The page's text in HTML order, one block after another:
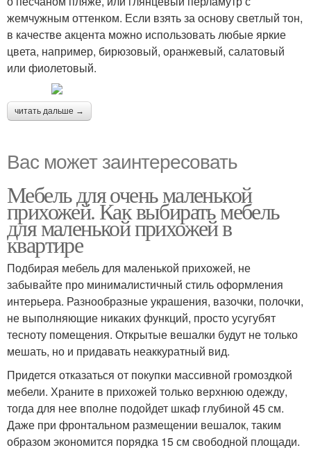
жемчужным оттенком. Если взять за основу светлый тон,
в качестве акцента можно использовать любые яркие
цвета, например, бирюзовый, оранжевый, салатовый
или фиолетовый.
читать дальше →
Вас может заинтересовать
Мебель для очень маленькой
прихожей. Как выбирать мебель
для маленькой прихожей в
квартире
Подбирая мебель для маленькой прихожей, не
забывайте про минималистичный стиль оформления
интерьера. Разнообразные украшения, вазочки, полочки,
не выполняющие никаких функций, просто усугубят
тесноту помещения. Открытые вешалки будут не только
мешать, но и придавать неаккуратный вид.
Придется отказаться от покупки массивной громоздкой
мебели. Храните в прихожей только верхнюю одежду,
тогда для нее вполне подойдет шкаф глубиной 45 см.
Даже при фронтальном размещении вешалок, таким
образом экономится порядка 15 см свободной площади.